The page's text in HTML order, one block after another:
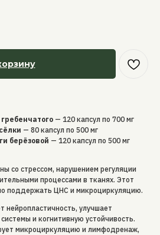
— 120 капсул по 700 мг
— 80 капсул по 500 мг
берёзовой — 120 капсул по 500 мг
со стрессом, нарушением регуляции
процессами в тканях. Этот
поддержать ЦНС и микроциркуляцию.
нейропластичность, улучшает
и когнитивную устойчивость.
микроциркуляцию и лимфодренаж,